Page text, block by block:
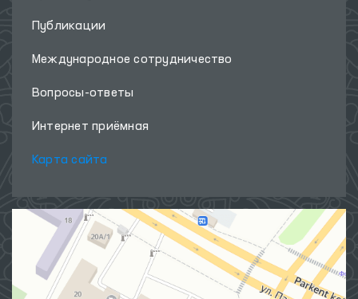
Публикации
Международное сотрудничество
Вопросы-ответы
Интернет приёмная
Карта сайта